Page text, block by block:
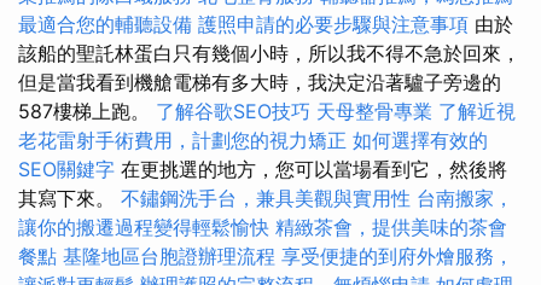
最適合您的輔聽設備 護照申請的必要步驟與注意事項 由於
該船的聖託林蛋白只有幾個小時，所以我不得不急於回來，
但是當我看到機艙電梯有多大時，我決定沿著驢子旁邊的
587樓梯上跑。 了解谷歌SEO技巧 天母整骨專業 了解近視
老花雷射手術費用，計劃您的視力矯正 如何選擇有效的
SEO關鍵字 在更挑選的地方，您可以當場看到它，然後將
其寫下來。 不鏽鋼洗手台，兼具美觀與實用性 台南搬家，
讓你的搬遷過程變得輕鬆愉快 精緻茶會，提供美味的茶會
餐點 基隆地區台胞證辦理流程 享受便捷的到府外燴服務，